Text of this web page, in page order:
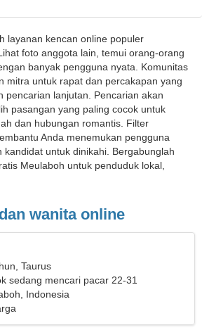
layanan kencan online populer
foto anggota lain, temui orang-orang
banyak pengguna nyata. Komunitas
mitra untuk rapat dan percakapan yang
pencarian lanjutan. Pencarian akan
pasangan yang paling cocok untuk
dan hubungan romantis. Filter
Anda menemukan pengguna
kandidat untuk dinikahi. Bergabunglah
Meulaboh untuk penduduk lokal,
wanita online
Taurus
sedang mencari pacar 22-31
Indonesia